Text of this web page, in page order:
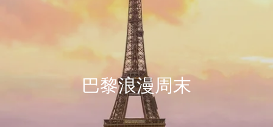
巴黎浪漫周末